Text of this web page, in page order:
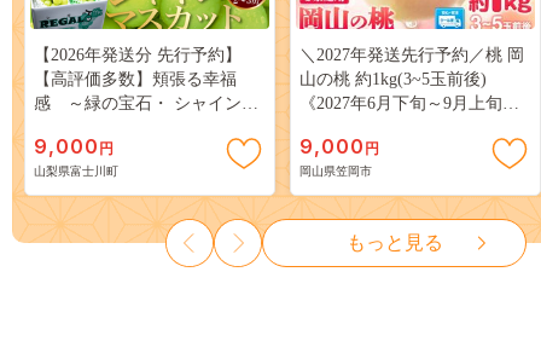
【2026年発送分 先行予約】
【高評価多数】頬張る幸福
感 ～緑の宝石・ シャインマ
３房） フルーツ 山梨県産 果
物 くだもの シャイン マスカ
ット ぶどう ブドウ 葡萄 大粒
種なし 先行予約 富士川町
10000円 一万円 9000円 九千円
9,000 円
山梨県富士川町
＼2027年発送先行予約／桃 岡
山の桃 約1kg(3~5玉前後)
《2027年6月下旬～9月上旬頃
岡山 はくとう スイーツ フル
ーツ 果物 デザート 旬 モモ も
も 先行予約 送料無料 果物 岡
山県 笠岡市 清水白桃 白鳳 白
麗 クール便---
kasaoka_zsy_419_100---
9,000 円
岡山県笠岡市
もっと見る